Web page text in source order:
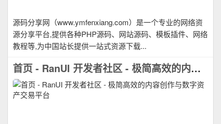
源码分享网（www.ymfenxiang.com）是一个专业的网络资
源分享平台,提供各种PHP源码、网站源码、模板插件、网络
教程等,为中国站长提供一站式资源下载...
首页 - RanUI 开发者社区 - 极简高效的内容创作与数字资产交易平台